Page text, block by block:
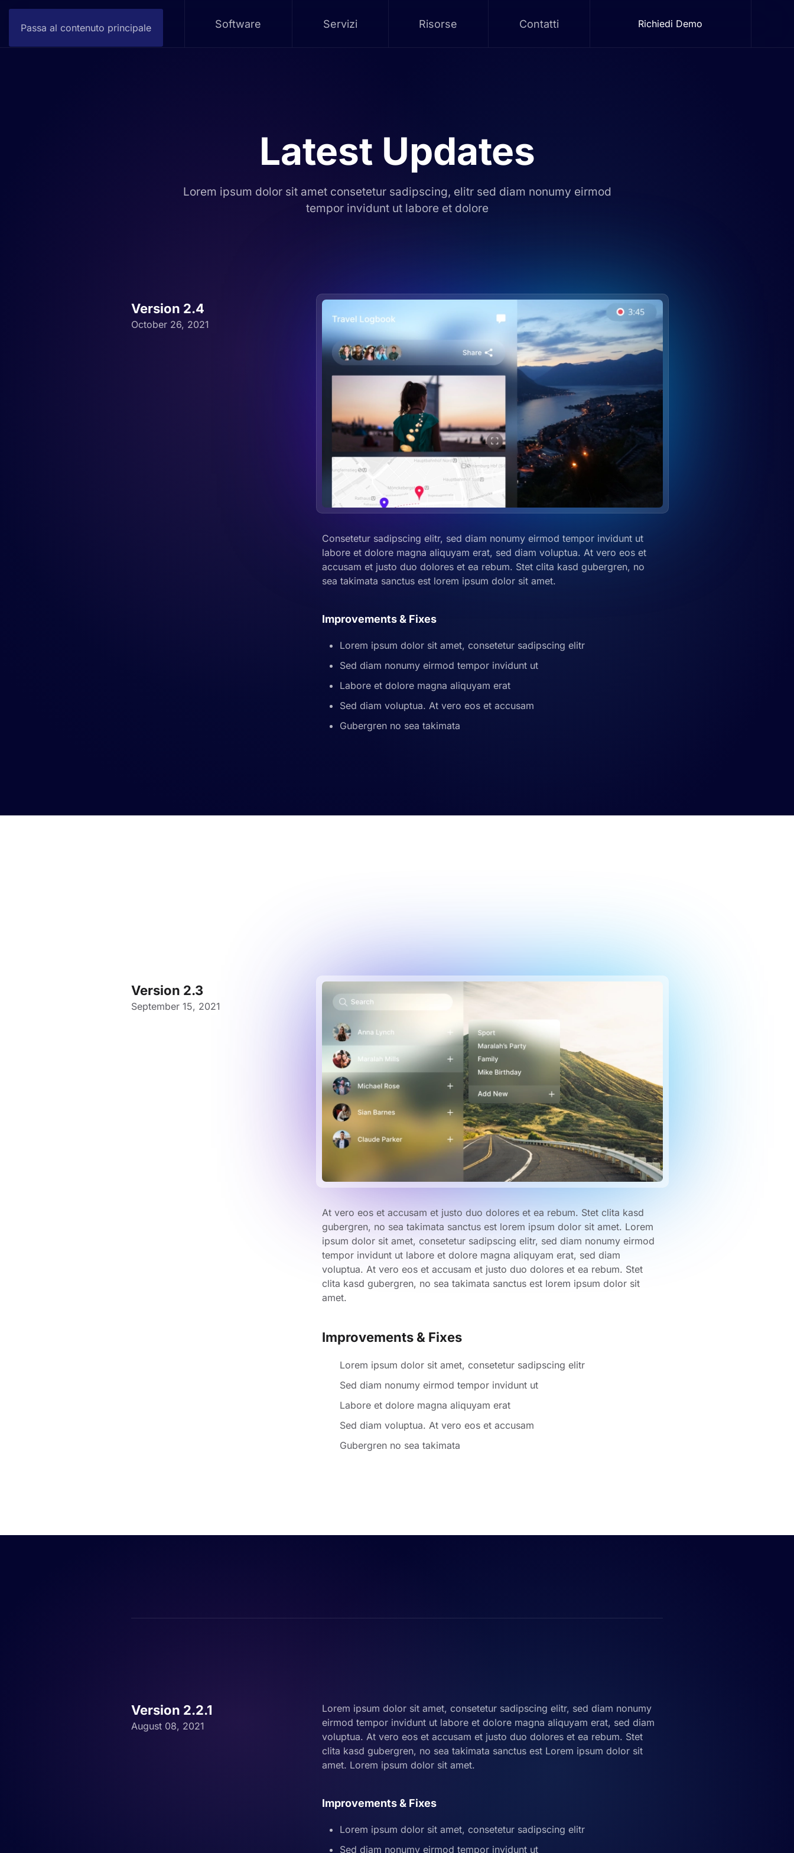
Passa al contenuto principale Software Servizi Risorse Contatti Richiedi Demo
Latest Updates
Lorem ipsum dolor sit amet consetetur sadipscing, elitr sed diam nonumy eirmod
tempor invidunt ut labore et dolore
Version 2.4
October 26, 2021
Consetetur sadipscing elitr, sed diam nonumy eirmod tempor invidunt ut
labore et dolore magna aliquyam erat, sed diam voluptua. At vero eos et
accusam et justo duo dolores et ea rebum. Stet clita kasd gubergren, no
sea takimata sanctus est lorem ipsum dolor sit amet.
Improvements & Fixes
Lorem ipsum dolor sit amet, consetetur sadipscing elitr
Sed diam nonumy eirmod tempor invidunt ut
Labore et dolore magna aliquyam erat
Sed diam voluptua. At vero eos et accusam
Gubergren no sea takimata
Version 2.3
September 15, 2021
At vero eos et accusam et justo duo dolores et ea rebum. Stet clita kasd
gubergren, no sea takimata sanctus est lorem ipsum dolor sit amet. Lorem
ipsum dolor sit amet, consetetur sadipscing elitr, sed diam nonumy eirmod
tempor invidunt ut labore et dolore magna aliquyam erat, sed diam
voluptua. At vero eos et accusam et justo duo dolores et ea rebum. Stet
clita kasd gubergren, no sea takimata sanctus est lorem ipsum dolor sit
amet.
Improvements & Fixes
Lorem ipsum dolor sit amet, consetetur sadipscing elitr
Sed diam nonumy eirmod tempor invidunt ut
Labore et dolore magna aliquyam erat
Sed diam voluptua. At vero eos et accusam
Gubergren no sea takimata
Version 2.2.1
August 08, 2021
Lorem ipsum dolor sit amet, consetetur sadipscing elitr, sed diam nonumy
eirmod tempor invidunt ut labore et dolore magna aliquyam erat, sed diam
voluptua. At vero eos et accusam et justo duo dolores et ea rebum. Stet
clita kasd gubergren, no sea takimata sanctus est Lorem ipsum dolor sit
amet. Lorem ipsum dolor sit amet.
Improvements & Fixes
Lorem ipsum dolor sit amet, consetetur sadipscing elitr
Sed diam nonumy eirmod tempor invidunt ut